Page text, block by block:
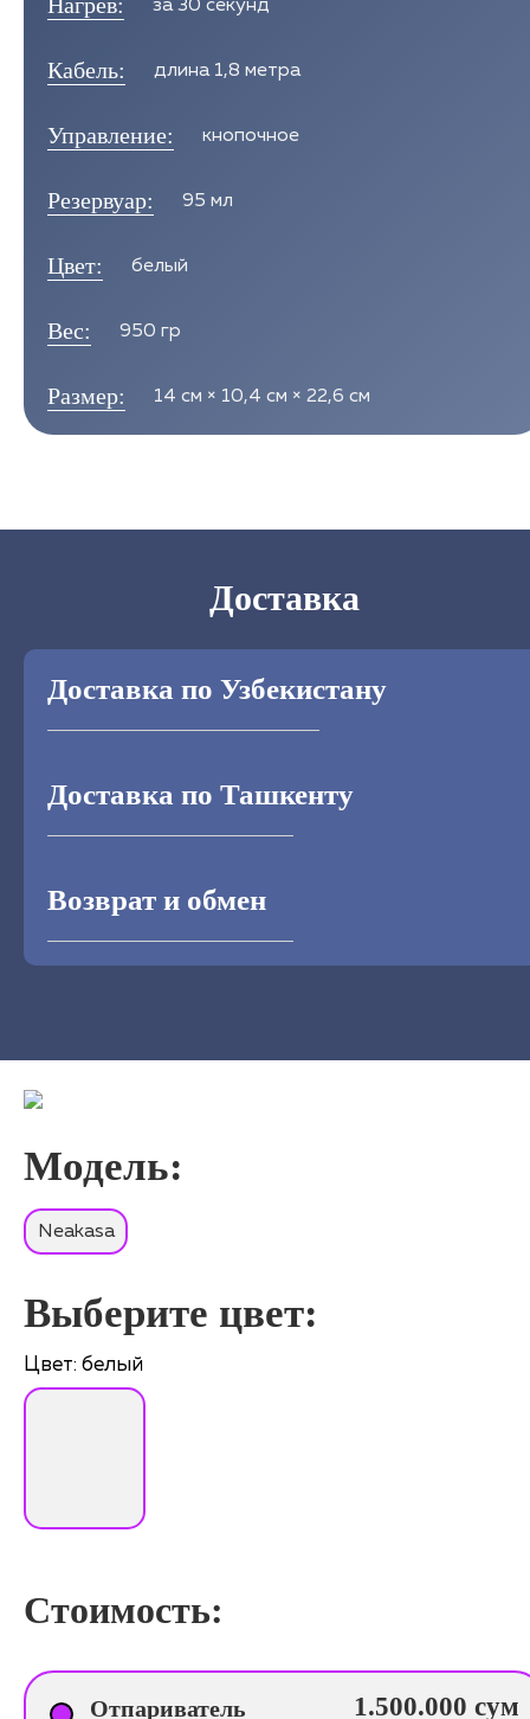
Нагрев: за 30 секунд
Кабель: длина 1,8 метра
Управление: кнопочное
Резервуар: 95 мл
Цвет: белый
Вес: 950 гр
Размер: 14 см × 10,4 см × 22,6 см
Доставка
Доставка по Узбекистану
Доставка по Ташкенту
Возврат и обмен
Модель:
Neakasa
Выберите цвет:
Цвет: белый
Стоимость:
Отпариватель 1.500.000 сум